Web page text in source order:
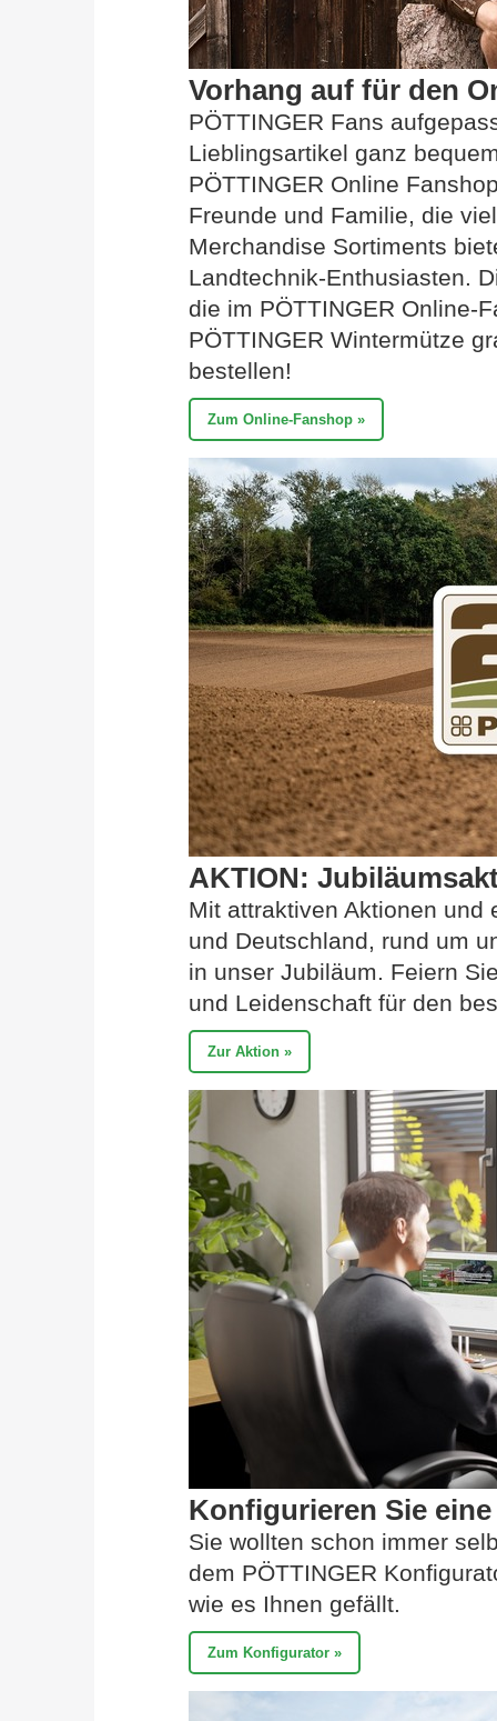
Vorhang auf für den
PÖTTINGER Fans
Lieblingsartikel ganz
PÖTTINGER Online
Freunde und Familie, die
Merchandise Sortiments
Landtechnik-Enthusiasten.
die im PÖTTINGER Online-
PÖTTINGER Wintermütze
bestellen!
Zum Online-Fanshop »
AKTION:
Mit attraktiven Aktionen und
und Deutschland, rund um
in unser Jubiläum. Feiern
und Leidenschaft für den
Zur Aktion »
Konfigurieren Sie
Sie wollten schon immer
dem PÖTTINGER
wie es Ihnen gefällt.
Zum Konfigurator »